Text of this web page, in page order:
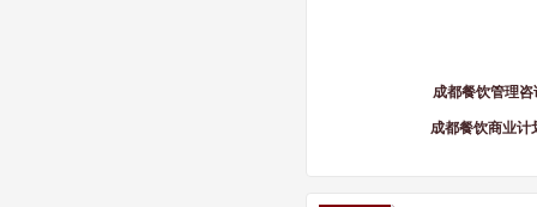
成都餐饮管理
成都餐饮商业计